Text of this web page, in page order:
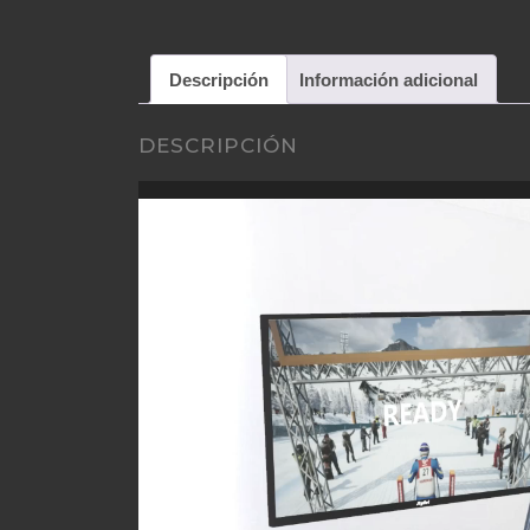
Descripción Información adicional
DESCRIPCIÓN
Reproductor